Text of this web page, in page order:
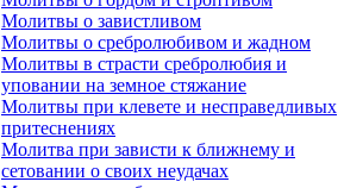
Молитвы о завистливом
Молитвы о сребролюбивом и жадном
Молитвы в страсти сребролюбия и
уповании на земное стяжание
Молитвы при клевете и несправедливых
притеснениях
Молитва при зависти к ближнему и
сетовании о своих неудачах